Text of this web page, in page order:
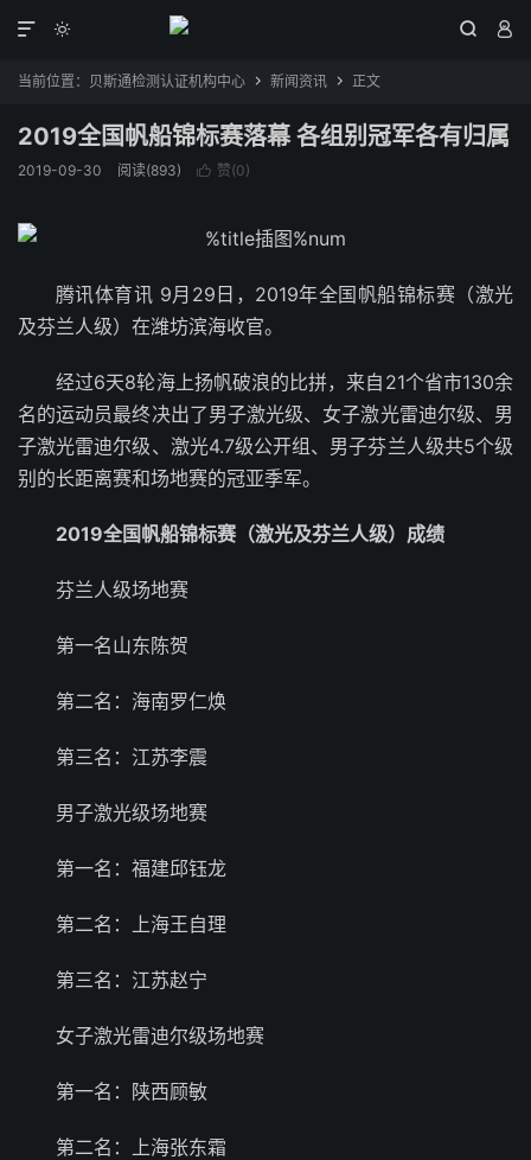
  

当前位置： 贝斯通检测认证机构中心  新闻资讯  正文
2019全国帆船锦标赛落幕 各组别冠军各有归属
2019-09-30 阅读(893)  赞(0)
腾讯体育讯 9月29日，2019年全国帆船锦标赛（激光
及芬兰人级）在潍坊滨海收官。
经过6天8轮海上扬帆破浪的比拼，来自21个省市130余
名的运动员最终决出了男子激光级、女子激光雷迪尔级、男
子激光雷迪尔级、激光4.7级公开组、男子芬兰人级共5个级
别的长距离赛和场地赛的冠亚季军。
2019全国帆船锦标赛（激光及芬兰人级）成绩
芬兰人级场地赛
第一名山东陈贺
第二名：海南罗仁焕
第三名：江苏李震
男子激光级场地赛
第一名：福建邱钰龙
第二名：上海王自理
第三名：江苏赵宁
女子激光雷迪尔级场地赛
第一名：陕西顾敏
第二名：上海张东霜